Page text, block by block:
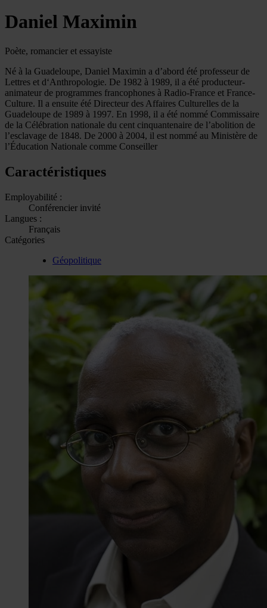
Daniel Maximin
Poète, romancier et essayiste
Né à la Guadeloupe, Daniel Maximin a d’abord été professeur de
Lettres et d‘Anthropologie. De 1982 à 1989, il a été producteur-
animateur de programmes francophones à Radio-France et France-
Culture. Il a ensuite été Directeur des Affaires Culturelles de la
Guadeloupe de 1989 à 1997. En 1998, il a été nommé Commissaire
de la Célébration nationale du cent cinquantenaire de l’abolition de
l’esclavage de 1848. De 2000 à 2004, il est nommé au Ministère de
l’Éducation Nationale comme Conseiller
Caractéristiques
Employabilité :
Conférencier invité
Langues :
Français
Catégories
Géopolitique